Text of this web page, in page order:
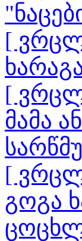
[
[
მამა
[
გოგა